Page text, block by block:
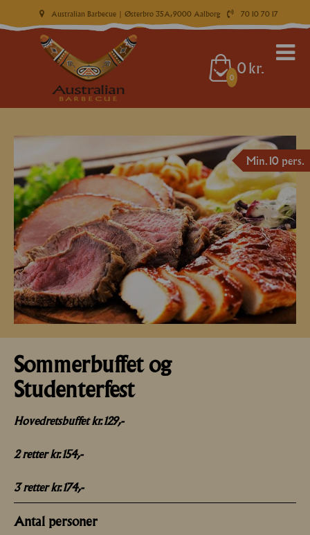
Australian Barbecue | Østerbro 35A, 9000 Aalborg 70 10 70 17
0
0 kr.
Min. 10 pers.
Sommerbuffet og
Studenterfest
Hovedretsbuffet kr. 129,-
2 retter kr.154,-
3 retter kr.174,-
Antal personer